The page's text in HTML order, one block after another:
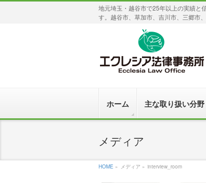
地元埼玉・越谷市で25年以上の実績と
す。越谷市、草加市、吉川市、三郷市
ホーム 主な取り扱い分野
メディア
HOME » メディア » interview_room